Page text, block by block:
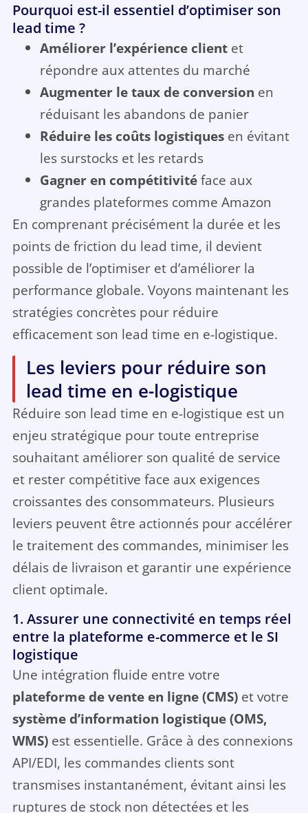
Pourquoi est-il essentiel d’optimiser son
lead time ?
Améliorer l’expérience clientet
répondre aux attentes du marché
Augmenter le taux de conversion en
réduisant les abandons de panier
Réduire les coûts logistiquesen évitant
les surstocks et les retards
Gagner en compétitivitéface aux
grandes plateformes comme Amazon
En comprenant précisément la durée et les
points de friction du lead time, il devient
possible de l’optimiser et d’améliorer la
performance globale. Voyons maintenant les
stratégies concrètes pour réduire
efficacement son lead time en e-logistique.
Les leviers pour réduire son
lead time en e-logistique
Réduire son lead time en e-logistique est un
enjeu stratégique pour toute entreprise
souhaitant améliorer son qualité de service
et rester compétitive face aux exigences
croissantes des consommateurs. Plusieurs
leviers peuvent être actionnés pour accélérer
le traitement des commandes, minimiser les
délais de livraison et garantir une expérience
client optimale.
1. Assurer une connectivité en temps réel
entre la plateforme e-commerce et le SI
logistique
Une intégration fluide entre votre
plateforme de vente en ligne (CMS)et votre
système d’information logistique (OMS,
WMS)est essentielle. Grâce à des connexions
API/EDI, les commandes clients sont
transmises instantanément, évitant ainsi les
ruptures de stock non détectées et les